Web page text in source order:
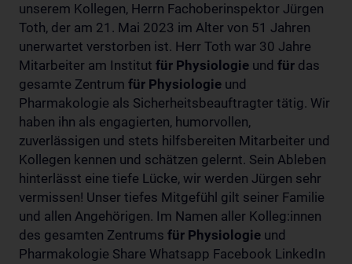
unserem Kollegen, Herrn Fachoberinspektor Jürgen
Toth, der am 21. Mai 2023 im Alter von 51 Jahren
unerwartet verstorben ist. Herr Toth war 30 Jahre
Mitarbeiter am Institut für Physiologie und für das
gesamte Zentrum für Physiologie und
Pharmakologie als Sicherheitsbeauftragter tätig. Wir
haben ihn als engagierten, humorvollen,
zuverlässigen und stets hilfsbereiten Mitarbeiter und
Kollegen kennen und schätzen gelernt. Sein Ableben
hinterlässt eine tiefe Lücke, wir werden Jürgen sehr
vermissen! Unser tiefes Mitgefühl gilt seiner Familie
und allen Angehörigen. Im Namen aller Kolleg:innen
des gesamten Zentrums für Physiologie und
Pharmakologie Share Whatsapp Facebook LinkedIn